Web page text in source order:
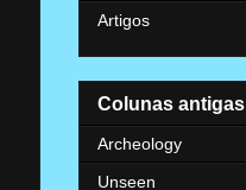
Artigos
Colunas antigas
Archeology
Unseen